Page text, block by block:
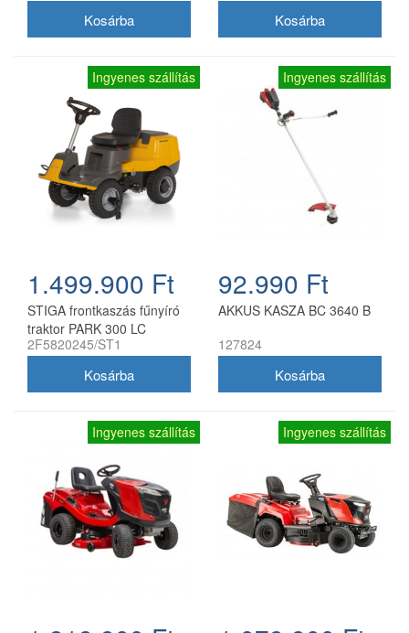
Ingyenes szállítás
1.499.900 Ft
STIGA frontkaszás fűnyíró
traktor PARK 300 LC
(Vágóasztallal 85MQ)
2F5820245/ST1
Ingyenes szállítás
92.990 Ft
AKKUS KASZA BC 3640 B
127824
Ingyenes szállítás Ingyenes szállítás